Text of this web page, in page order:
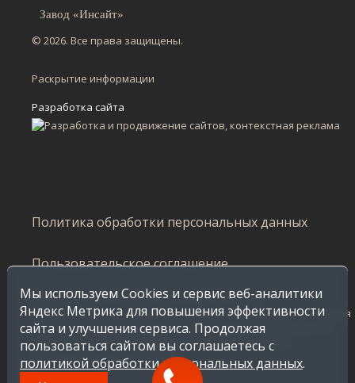
Завод «Инсайт»
© 2026. Все права защищены.
Раскрытие информации
Разработка сайта
Политика обработки персональных данных
Пользовательское соглашение
Сайт не является публичной офертой и несет
ознакомительный характер, стоимость продукции, указанная
в каталоге, распространяется на продажу по Воронежской
области. Стоимость в других регионах уточняйте у
менеджеров Завода Инсайт.
Мы используем Cookies и сервис веб-аналитики
Яндекс Метрика для повышения эффективности
сайта и улучшения сервиса. Продолжая
пользоваться сайтом вы соглашаетесь с
политикой обработки персональных данных.